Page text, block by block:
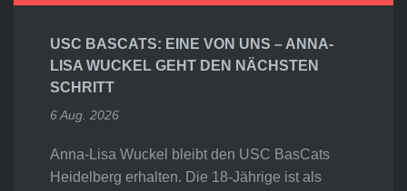
USC BASCATS: EINE VON UNS – ANNA-
LISA WUCKEL GEHT DEN NÄCHSTEN
SCHRITT
6 Aug. 2026
Anna-Lisa Wuckel bleibt den USC BasCats
Heidelberg erhalten. Die 18-Jährige ist als